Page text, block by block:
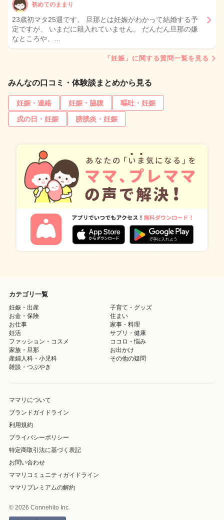
初めてのままり
23歳初マタ25週です。 旦那とは妊娠がわかって結婚する予
定ですが、 いまだに籍入れていません。 だんだん旦那の嫌
なところや、…
「妊娠」に関する質問一覧を見る
みんなの口コミ・体験談まとめから見る
妊娠・連絡 妊娠・脇腹
嘔吐・妊娠
戌の日・妊娠
膀胱炎・妊娠
カテゴリ一覧
妊娠・出産
子育て・グッズ
お金・保険
住まい
お仕事
家事・料理
妊活
サプリ・健康
ファッション・コスメ
ココロ・悩み
家族・旦那
お出かけ
産婦人科・小児科
その他の疑問
雑談・つぶやき
ママリについて
ブランドガイドライン
利用規約
プライバシーポリシー
特定商取引法に基づく表記
お問い合わせ
ママリコミュニティガイドライン
ママリプレミアムの解約
© 2026 Connehito Inc.